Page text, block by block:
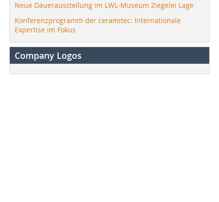
Neue Dauerausstellung im LWL-Museum Ziegelei Lage
Konferenzprogramm der ceramitec: Internationale
Expertise im Fokus
Company Logos